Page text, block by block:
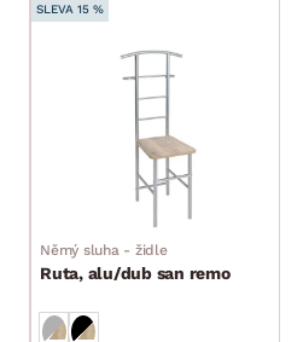
SLEVA 15 %
Němý sluha - židle
Ruta, alu/dub san remo